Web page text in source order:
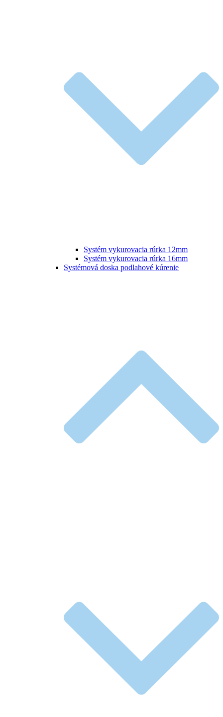
Systém vykurovacia rúrka 12mm
Systém vykurovacia rúrka 16mm
Systémová doska podlahové kúrenie